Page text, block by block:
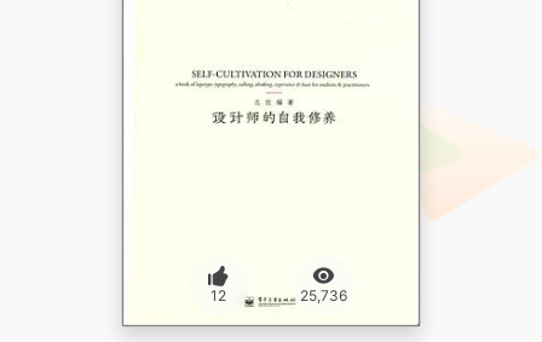
12 25,736